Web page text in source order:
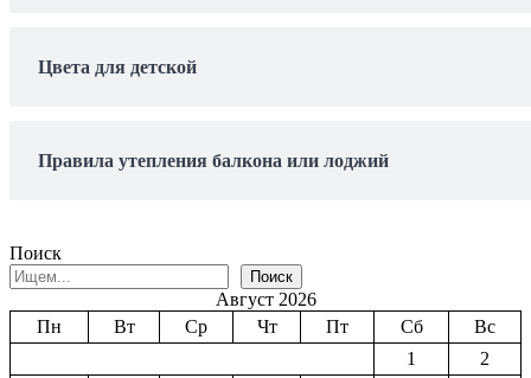
Цвета для детской
Правила утепления балкона или лоджий
Поиск
Поиск
Август 2026
Пн
Вт Ср Чт Пт Сб
Вс
1
2